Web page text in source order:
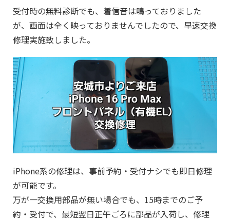
受付時の無料診断でも、着信音は鳴っておりました
が、画面は全く映っておりませんでしたので、早速交換
修理実施致しました。
iPhone系の修理は、事前予約・受付ナシでも即日修理
が可能です。
万が一交換用部品が無い場合でも、15時までのご予
約・受付で、最短翌日正午ごろに部品が入荷し、修理